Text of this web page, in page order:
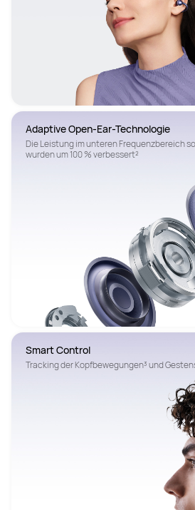
Adaptive Open-Ear-Technologie
Die Leistung im unteren Frequenzbereich
wurden um 100 % verbessert²
Smart Control
Tracking der Kopfbewegungen³ und